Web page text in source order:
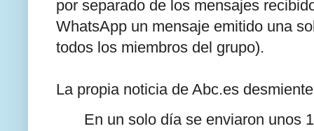
por separado de los mensajes
WhatsApp un mensaje emitido una
todos los miembros del grupo).
La propia noticia de Abc.es
En un solo día se enviaron unos